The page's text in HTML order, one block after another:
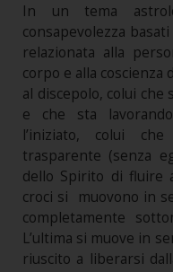
In un tema
consapevolezza
relazionata alla
corpo e alla coscienza
al discepolo, colui che
e che sta
l’iniziato, colui
trasparente (senza
dello Spirito di fluire
croci si muovono in
completamente
L’ultima si muove in
riuscito a liberarsi